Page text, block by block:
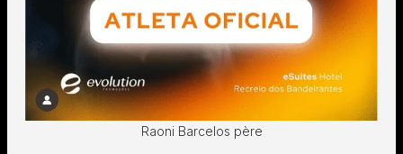
Raoni Barcelos père